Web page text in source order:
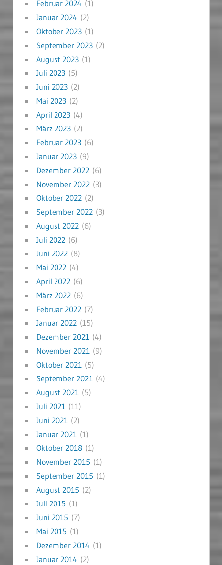
Februar 2024 (1)
Januar 2024 (2)
Oktober 2023(1)
September 2023(2)
August 2023(1)
Juli 2023(5)
Juni 2023(2)
Mai 2023(2)
April 2023(4)
März 2023(2)
Februar 2023(6)
Januar 2023(9)
Dezember 2022(6)
November 2022(3)
Oktober 2022(2)
September 2022(3)
August 2022(6)
Juli 2022(6)
Juni 2022(8)
Mai 2022(4)
April 2022(6)
März 2022(6)
Februar 2022(7)
Januar 2022(15)
Dezember 2021 (4)
November 2021 (9)
Oktober 2021 (5)
September 2021 (4)
August 2021 (5)
Juli 2021 (11)
Juni 2021 (2)
Januar 2021 (1)
Oktober 2018(1)
November 2015 (1)
September 2015 (1)
August 2015 (2)
Juli 2015 (1)
Juni 2015 (7)
Mai 2015 (1)
Dezember 2014 (1)
Januar 2014 (2)